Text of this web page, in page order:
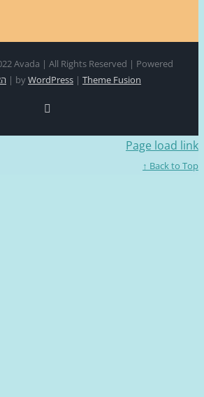
- 2022 Avada | All Rights Reserved |
byWordPress|Theme Fusion
|הצהרת
Facebook
Page